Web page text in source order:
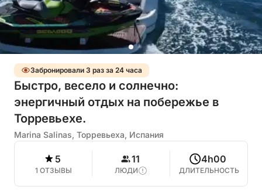
Забронировали 3 раз за 24 часа
Быстро, весело и солнечно:
энергичный отдых на побережье в
Торревьехе.
Marina Salinas, Торревьеха, Испания
5
1 ОТЗЫВЫ
11
ЛЮДИ
4h00
ДЛИТЕЛЬНОСТЬ